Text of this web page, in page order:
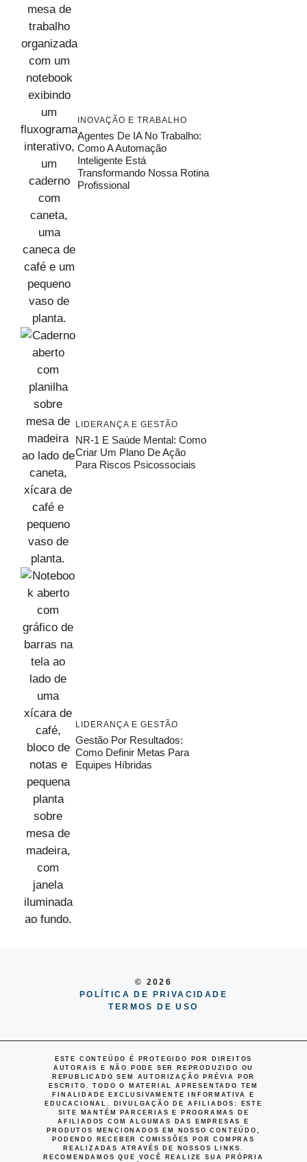
INOVAÇÃO E TRABALHO
Agentes De IA No Trabalho:
Como A Automação
Inteligente Está
Transformando Nossa Rotina
Profissional
LIDERANÇA E GESTÃO
NR-1 E Saúde Mental: Como
Criar Um Plano De Ação
Para Riscos Psicossociais
LIDERANÇA E GESTÃO
Gestão Por Resultados:
Como Definir Metas Para
Equipes Híbridas
© 2026
POLÍTICA DE PRIVACIDADE
TERMOS DE USO
ESTE CONTEÚDO É PROTEGIDO POR DIREITOS
AUTORAIS E NÃO PODE SER REPRODUZIDO OU
REPUBLICADO SEM AUTORIZAÇÃO PRÉVIA POR
ESCRITO. TODO O MATERIAL APRESENTADO TEM
FINALIDADE EXCLUSIVAMENTE INFORMATIVA E
EDUCACIONAL.
DIVULGAÇÃO DE AFILIADOS : ESTE
SITE MANTÉM PARCERIAS E PROGRAMAS DE
AFILIADOS COM ALGUMAS DAS EMPRESAS E
PRODUTOS MENCIONADOS EM NOSSO CONTEÚDO,
PODENDO RECEBER COMISSÕES POR COMPRAS
REALIZADAS ATRAVÉS DE NOSSOS LINKS.
RECOMENDAMOS QUE VOCÊ REALIZE SUA PRÓPRIA